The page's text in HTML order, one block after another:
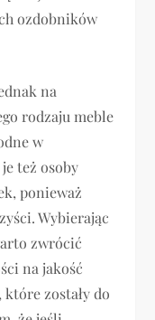
ozdobników
na
rodzaju meble
w
też osoby
ponieważ
Wybierając
zwrócić
na jakość
zostały do